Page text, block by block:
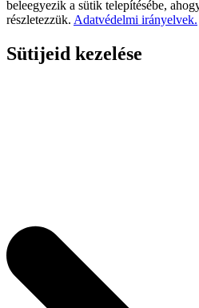
beleegyezik a sütik telepítésébe,
részletezzük. Adatvédelmi irányelvek.
Sütijeid kezelése